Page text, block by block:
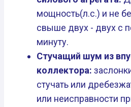
мощность(л.с.) и не
свыше двух - двух с
минуту.
Стучащий шум из
коллектора:
стучать или
или неисправности